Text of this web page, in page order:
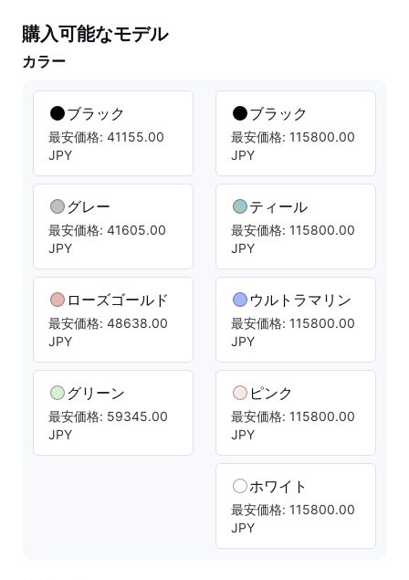
購入可能なモデル
カラー
ブラック
最安価格: 41155.00
JPY
グレー
最安価格: 41605.00
JPY
ローズゴールド
最安価格: 48638.00
JPY
グリーン
最安価格: 59345.00
JPY
ブラック
最安価格: 115800.00
JPY
ティール
最安価格: 115800.00
JPY
ウルトラマリン
最安価格: 115800.00
JPY
ピンク
最安価格: 115800.00
JPY
ホワイト
最安価格: 115800.00
JPY